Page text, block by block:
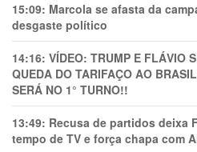
15:09: Marcola se afasta da
desgaste político
14:16: VÍDEO: TRUMP E FLÁVIO
QUEDA DO TARIFAÇO AO
SERÁ NO 1° TURNO!!
13:49: Recusa de partidos deixa
tempo de TV e força chapa com